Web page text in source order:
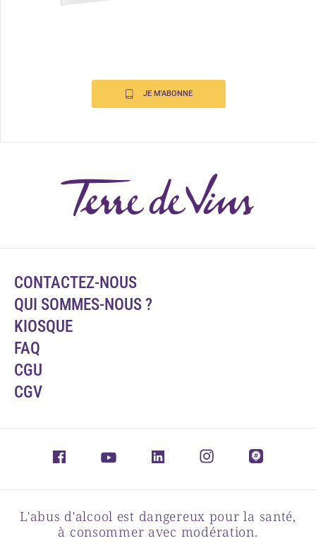
JE M'ABONNE
CONTACTEZ-NOUS
QUI SOMMES-NOUS ?
KIOSQUE
FAQ
CGU
CGV
L'abus d'alcool est dangereux pour la santé,
à consommer avec modération.